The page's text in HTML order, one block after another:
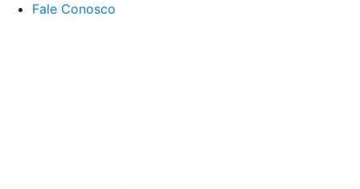
Fale Conosco